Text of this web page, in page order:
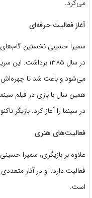
می‌کرد.
آغاز فعالیت حرفه‌ای
سمیرا حسینی نخستین گام‌های
در سال ۱۳۸۵ برداشت.
این
می‌شود و باعث شد تا چهره‌اش
همین سال با بازی در فیلم
در سینما را آغاز کرد. بازیگر
فعالیت‌های هنری
علاوه بر بازیگری، سمیرا
فعالیت دارد. او در آثار
است.